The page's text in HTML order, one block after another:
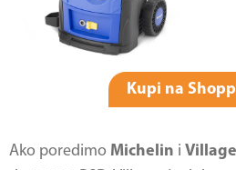
Kupi na
Ako poredimo Michelin i